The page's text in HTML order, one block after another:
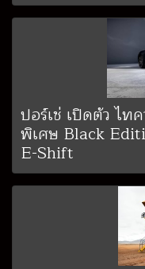
ปอร์เช่ เปิดตัว ไ
พิเศษ Black
E-Shift